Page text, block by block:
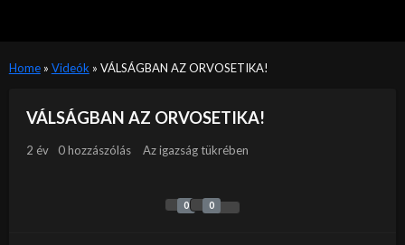
Home» Videók » VÁLSÁGBAN AZ ORVOSETIKA!
VÁLSÁGBAN AZ ORVOSETIKA!
2 év 0 hozzászólás Az igazság tükrében
0 0